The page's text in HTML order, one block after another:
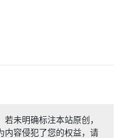
未明确标注本站原创，
内容侵犯了您的权益，请